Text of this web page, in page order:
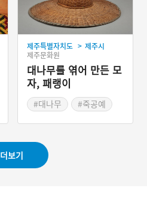
제주특별자치도 > 제주시
제주문화원
대나무를 엮어 만든 모
자, 패랭이
#대나무
#죽공예
더보기